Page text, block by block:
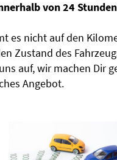
von 24 Stunden
es nicht auf den
Zustand des
auf, wir machen Dir
Angebot.